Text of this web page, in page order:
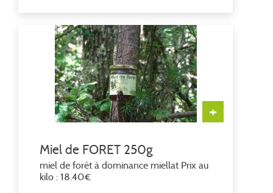
+
Miel de FORET 250g
miel de forêt à dominance miellat Prix au
kilo : 18.40€